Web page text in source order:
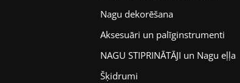
Nagu dekorēšana
Aksesuāri un palīginstrumenti
NAGU STIPRINĀTĀJI un Nagu eļļa
Šķidrumi